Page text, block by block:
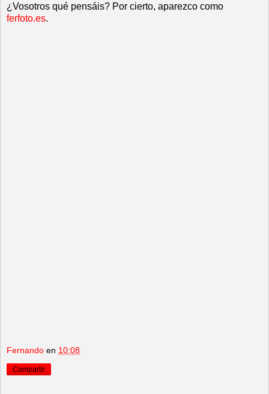
¿Vosotros qué pensáis? Por cierto, aparezco como
ferfoto.es.
Fernando en 10:08
Compartir